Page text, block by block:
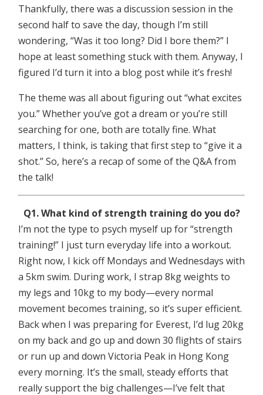
Thankfully, there was a discussion session in the
second half to save the day, though I’m still
wondering, “Was it too long? Did I bore them?” I
hope at least something stuck with them. Anyway, I
figured I’d turn it into a blog post while it’s fresh!
The theme was all about figuring out “what excites
you.” Whether you’ve got a dream or you’re still
searching for one, both are totally fine. What
matters, I think, is taking that first step to “give it a
shot.” So, here’s a recap of some of the Q&A from
the talk!
Q1. What kind of strength training do you do?
I’m not the type to psych myself up for “strength
training!” I just turn everyday life into a workout.
Right now, I kick off Mondays and Wednesdays with
a 5km swim. During work, I strap 8kg weights to
my legs and 10kg to my body—every normal
movement becomes training, so it’s super efficient.
Back when I was preparing for Everest, I’d lug 20kg
on my back and go up and down 30 flights of stairs
or run up and down Victoria Peak in Hong Kong
every morning. It’s the small, steady efforts that
really support the big challenges—I’ve felt that